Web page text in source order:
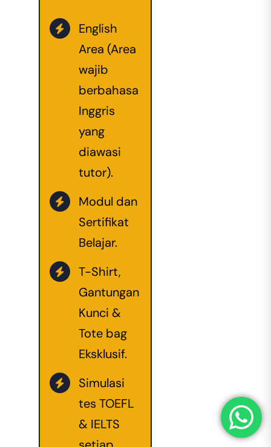
English
Area (Area
wajib
berbahasa
Inggris
yang
diawasi
tutor).
Modul dan
Sertifikat
Belajar.
T-Shirt,
Gantungan
Kunci &
Tote bag
Eksklusif.
Simulasi
tes TOEFL
& IELTS